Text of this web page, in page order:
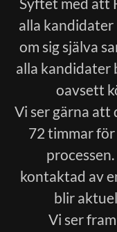
alla
om sig själva
alla kandidater
oavsett
Vi ser gärna att
72 timmar
kontaktad av
blir
Vi ser